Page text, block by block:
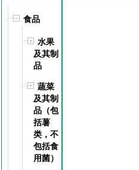
食品
水果
及其制
品
蔬菜
及其制
品（包
括薯
类，不
包括食
用菌）